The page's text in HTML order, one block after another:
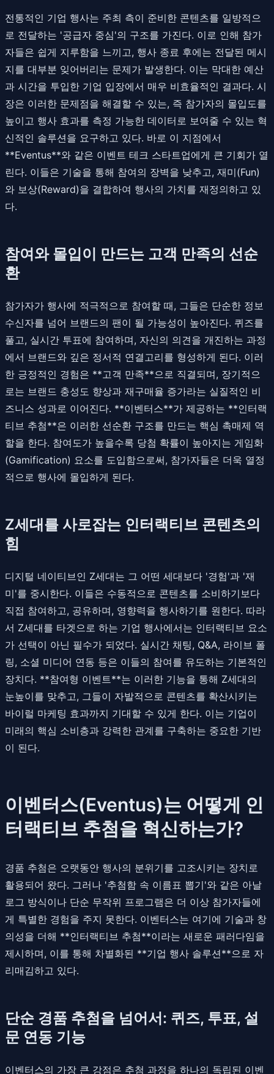
전통적인 기업 행사는 주최 측이 준비한 콘텐츠를 일방적으
로 전달하는 '공급자 중심'의 구조를 가진다. 이로 인해 참가
자들은 쉽게 지루함을 느끼고, 행사 종료 후에는 전달된 메시
지를 대부분 잊어버리는 문제가 발생한다. 이는 막대한 예산
과 시간을 투입한 기업 입장에서 매우 비효율적인 결과다. 시
장은 이러한 문제점을 해결할 수 있는, 즉 참가자의 몰입도를
높이고 행사 효과를 측정 가능한 데이터로 보여줄 수 있는 혁
신적인 솔루션을 요구하고 있다. 바로 이 지점에서
**Eventus**와 같은 이벤트 테크 스타트업에게 큰 기회가 열
린다. 이들은 기술을 통해 참여의 장벽을 낮추고, 재미(Fun)
와 보상(Reward)을 결합하여 행사의 가치를 재정의하고 있
다.
참여와 몰입이 만드는 고객 만족의 선순
환
참가자가 행사에 적극적으로 참여할 때, 그들은 단순한 정보
수신자를 넘어 브랜드의 팬이 될 가능성이 높아진다. 퀴즈를
풀고, 실시간 투표에 참여하며, 자신의 의견을 개진하는 과정
에서 브랜드와 깊은 정서적 연결고리를 형성하게 된다. 이러
한 긍정적인 경험은 **고객 만족**으로 직결되며, 장기적으
로는 브랜드 충성도 향상과 재구매율 증가라는 실질적인 비
즈니스 성과로 이어진다. **이벤터스**가 제공하는 **인터랙
티브 추첨**은 이러한 선순환 구조를 만드는 핵심 촉매제 역
할을 한다. 참여도가 높을수록 당첨 확률이 높아지는 게임화
(Gamification) 요소를 도입함으로써, 참가자들은 더욱 열정
적으로 행사에 몰입하게 된다.
Z세대를 사로잡는 인터랙티브 콘텐츠의
힘
디지털 네이티브인 Z세대는 그 어떤 세대보다 '경험'과 '재
미'를 중시한다. 이들은 수동적으로 콘텐츠를 소비하기보다
직접 참여하고, 공유하며, 영향력을 행사하기를 원한다. 따라
서 Z세대를 타겟으로 하는 기업 행사에서는 인터랙티브 요소
가 선택이 아닌 필수가 되었다. 실시간 채팅, Q&A, 라이브 폴
링, 소셜 미디어 연동 등은 이들의 참여를 유도하는 기본적인
장치다. **참여형 이벤트**는 이러한 기능을 통해 Z세대의
눈높이를 맞추고, 그들이 자발적으로 콘텐츠를 확산시키는
바이럴 마케팅 효과까지 기대할 수 있게 한다. 이는 기업이
미래의 핵심 소비층과 강력한 관계를 구축하는 중요한 기반
이 된다.
이벤터스(Eventus)는 어떻게 인
터랙티브 추첨을 혁신하는가?
경품 추첨은 오랫동안 행사의 분위기를 고조시키는 장치로
활용되어 왔다. 그러나 '추첨함 속 이름표 뽑기'와 같은 아날
로그 방식이나 단순 무작위 프로그램은 더 이상 참가자들에
게 특별한 경험을 주지 못한다. 이벤터스는 여기에 기술과 창
의성을 더해 **인터랙티브 추첨**이라는 새로운 패러다임을
제시하며, 이를 통해 차별화된 **기업 행사 솔루션**으로 자
리매김하고 있다.
단순 경품 추첨을 넘어서: 퀴즈, 투표, 설
문 연동 기능
이벤터스의 가장 큰 강점은 추첨 과정을 하나의 독립된 이벤